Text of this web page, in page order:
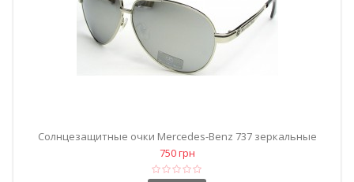
Солнцезащитные очки Mercedes-Benz 737 зеркальные
750 грн